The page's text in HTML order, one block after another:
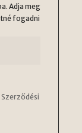
Adja meg
fogadni